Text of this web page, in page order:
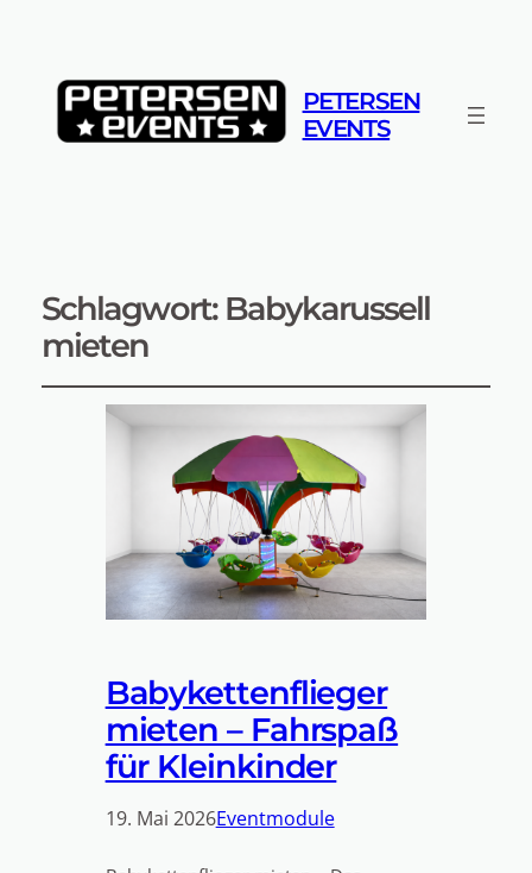
PETERSEN
EVENTS
Schlagwort: Babykarussell
mieten
Babykettenflieger
mieten – Fahrspaß
für Kleinkinder
19. Mai 2026Eventmodule